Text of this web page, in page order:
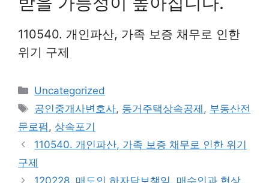
110540. 개인파산, 가족 보증 채무로 인한
위기 구제
Categories
Uncategorized
Tags
공인중개사변호사, 동거주택상속공제 , 부동산전
문로펌 , 상속포기
110540. 개인파산, 가족 보증 채무로 인한 위기
구제
120228. 매도인 하자담보책임, 매수인과 협상